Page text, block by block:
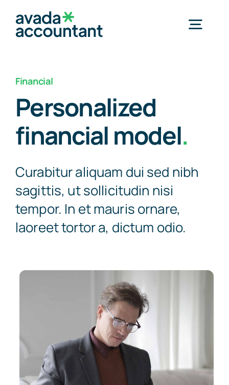
content
Services
Industries
Resources
About Us
Contact
Financial
Personalized
financial model.
Curabitur aliquam dui sed nibh
sagittis, ut sollicitudin nisi
tempor. In et mauris ornare,
laoreet tortor a, dictum odio.